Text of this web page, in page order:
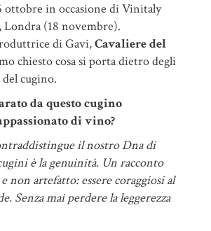
ottobre in occasione di Vinitaly
Londra (18 novembre).
di Gavi,Cavaliere del
chiesto cosa si porta dietro degli
cugino.
da questo cugino
di vino?
il nostro Dna di
è la genuinità. Un racconto
non artefatto: essere coraggiosi al
Senza mai perdere la leggerezza